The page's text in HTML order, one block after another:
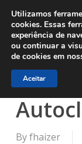
main
content
Byfhaizer
Utilizamos
cookies. Essas
experiência de
ou continuar a
de cookies em
Aceitar